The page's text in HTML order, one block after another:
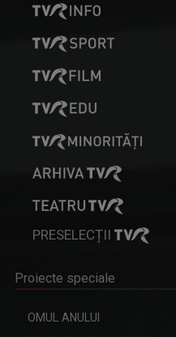
PRESELECȚII
Proiecte speciale
OMUL ANULUI